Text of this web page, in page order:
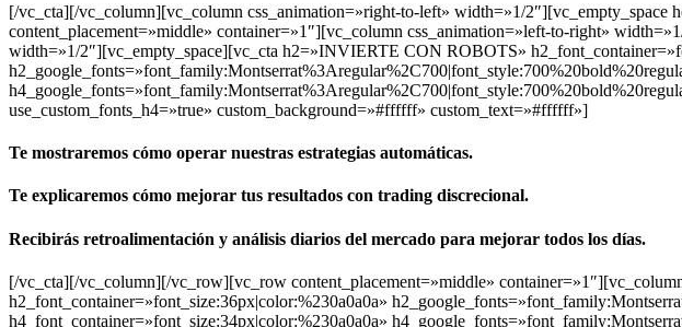
[/vc_cta][/vc_column][vc_column css_animation=»right-to-left» width=»1/
content_placement=»middle» container=»1″][vc_column css_animation=»left-to-right»
width=»1/2″][vc_empty_space][vc_cta h2=»INVIERTE CON ROBOTS»
use_custom_fonts_h4=»true» custom_background=»#ffffff» custom_text=»#ffffff»]
Te mostraremos cómo operar nuestras estrategias automáticas.
Te explicaremos cómo mejorar tus resultados con trading discrecional.
Recibirás retroalimentación y análisis diarios del mercado para mejorar todos los días.
[/vc_cta][/vc_column][/vc_row][vc_row content_placement=»middle»
h2_font_container=»font_size:36px|color:%230a0a0a»
h4_font_container=»font_size:34px|color:%230a0a0a»